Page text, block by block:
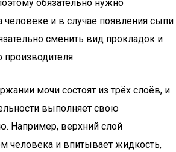
обязательно нужно
человеке и в случае появления сыпи
сменить вид прокладок и
производителя.
мочи состоят из трёх слоёв, и
выполняет свою
Например, верхний слой
человека и впитывает жидкость,